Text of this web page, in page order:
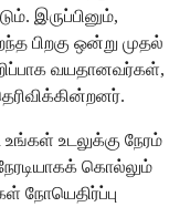
இருப்பினும்,
பிறகு ஒன்று முதல்
வயதானவர்கள்,
உடலுக்கு நேரம்
கொல்லும்
நோயெதிர்ப்பு